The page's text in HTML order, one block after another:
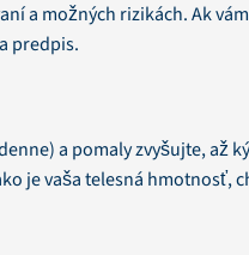
a možných rizikách. Ak
predpis.
a pomaly zvyšujte, až
je vaša telesná hmotnosť,